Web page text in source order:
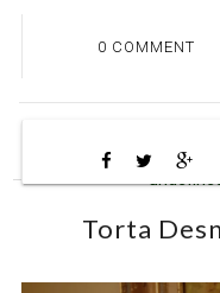
0 COMMENT
Torta